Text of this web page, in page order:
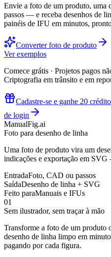
Envie a foto de um produto, uma
passos — e receba desenhos de
painéis de IFU em minutos,
Converter foto de produto
Ver exemplos
Comece grátis · Projetos pagos
Criptografia em trânsito e em
Cadastre-se e ganhe 20
de login
ManualFig.ai
Foto para desenho de linha
Uma foto de produto vira um
indicações e exportação em
EntradaFoto, CAD ou passos
SaídaDesenho de linha + SVG
Feito paraManuais e IFUs
01
Sem ilustrador, sem traçar à mão
Transforme a foto de um produto
desenho de linha limpo em
pagando por cada figura.